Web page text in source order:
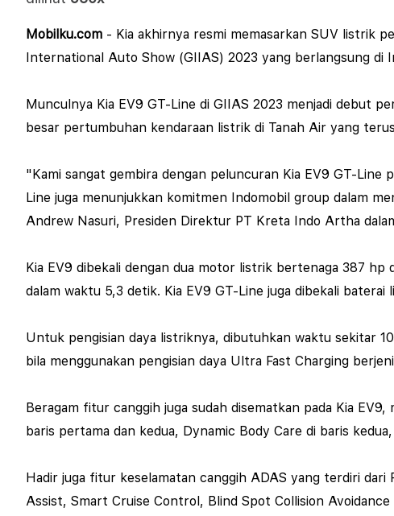
Mobilku.com - Kia akhirnya resmi memasarkan SUV listrik
International Auto Show (GIIAS) 2023 yang berlangsung di
Munculnya Kia EV9 GT-Line di GIIAS 2023 menjadi debut
besar pertumbuhan kendaraan listrik di Tanah Air yang
"Kami sangat gembira dengan peluncuran Kia EV9 GT-
Line juga menunjukkan komitmen Indomobil group dalam
Andrew Nasuri, Presiden Direktur PT Kreta Indo Artha
Kia EV9 dibekali dengan dua motor listrik bertenaga 387
dalam waktu 5,3 detik. Kia EV9 GT-Line juga dibekali
Untuk pengisian daya listriknya, dibutuhkan waktu sekitar
bila menggunakan pengisian daya Ultra Fast Charging
Beragam fitur canggih juga sudah disematkan pada Kia
baris pertama dan kedua, Dynamic Body Care di baris
Hadir juga fitur keselamatan canggih ADAS yang terdiri
Assist, Smart Cruise Control, Blind Spot Collision